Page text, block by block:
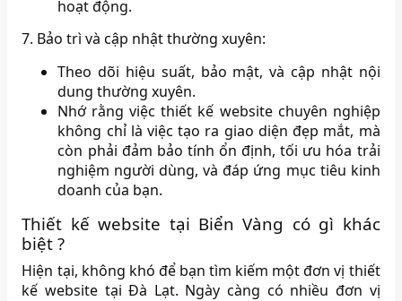
hoạt động.
7. Bảo trì và cập nhật thường xuyên:
Theo dõi hiệu suất, bảo mật, và cập nhật nội
dung thường xuyên.
Nhớ rằng việc thiết kế website chuyên nghiệp
không chỉ là việc tạo ra giao diện đẹp mắt, mà
còn phải đảm bảo tính ổn định, tối ưu hóa trải
nghiệm người dùng, và đáp ứng mục tiêu kinh
doanh của bạn.
Thiết kế website tại Biển Vàng có gì khác
biệt ?
Hiện tại, không khó để bạn tìm kiếm một đơn vị thiết
kế website tại Đà Lạt. Ngày càng có nhiều đơn vị